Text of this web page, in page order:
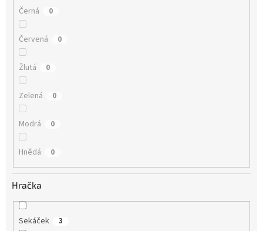
Černá 0
Červená 0
Žlutá 0
Zelená 0
Modrá 0
Hnědá 0
Hračka
Sekáček 3